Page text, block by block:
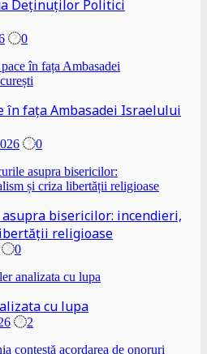
Deținuților Politici
0
în fața Ambasadei Israelului
0
bisericilor: incendieri,
religioase
0
cu lupa
2